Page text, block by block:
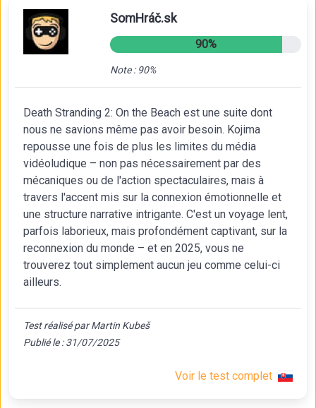
SomHráč.sk
90%
Note : 90%
Death Stranding 2: On the Beach est une suite dont
nous ne savions même pas avoir besoin. Kojima
repousse une fois de plus les limites du média
vidéoludique – non pas nécessairement par des
mécaniques ou de l'action spectaculaires, mais à
travers l'accent mis sur la connexion émotionnelle et
une structure narrative intrigante. C'est un voyage lent,
parfois laborieux, mais profondément captivant, sur la
reconnexion du monde – et en 2025, vous ne
trouverez tout simplement aucun jeu comme celui-ci
ailleurs.
Test réalisé par Martin Kubeš
Publié le : 31/07/2025
Voir le test complet